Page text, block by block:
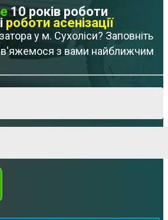
10 років роботи
роботи асенізації
у м. Сухоліси? Заповніть
з вами найближчим